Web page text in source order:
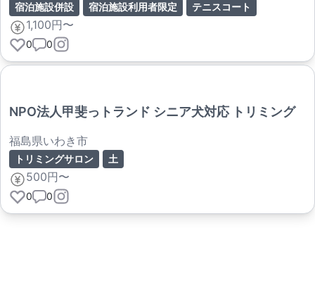
宿泊施設併設 宿泊施設利用者限定 テニスコート
1,100円〜
0 0
NPO法人甲斐っトランド シニア犬対応 トリミング
福島県いわき市
トリミングサロン 土
500円〜
0 0